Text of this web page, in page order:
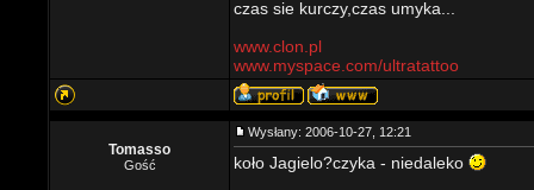
czas sie kurczy,czas umyka...
www.clon.pl
www.myspace.com/ultratattoo
Tomasso
Gość
Wysłany: 2006-10-27, 12:21
koło Jagielo?czyka - niedaleko